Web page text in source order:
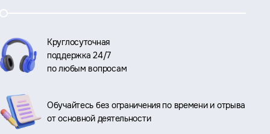
Круглосуточная
поддержка 24/7
по любым вопросам
Обучайтесь без ограничения по времени и отрыва
от основной деятельности